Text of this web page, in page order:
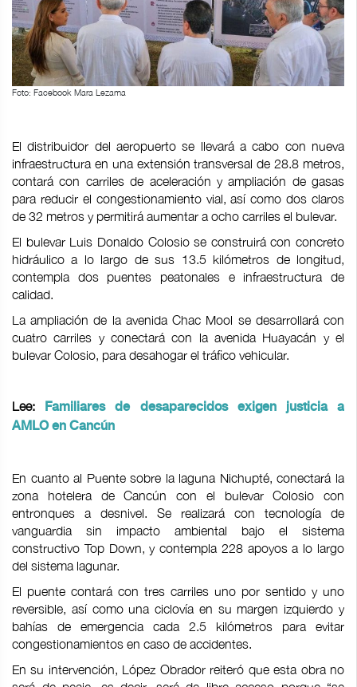
Foto: Facebook Mara Lezama
El distribuidor del aeropuerto se llevará a cabo con nueva
infraestructura en una extensión transversal de 28.8 metros,
contará con carriles de aceleración y ampliación de gasas
para reducir el congestionamiento vial, así como dos claros
de 32 metros y permitirá aumentar a ocho carriles el bulevar.
El bulevar Luis Donaldo Colosio se construirá con concreto
hidráulico a lo largo de sus 13.5 kilómetros de longitud,
contempla dos puentes peatonales e infraestructura de
calidad.
La ampliación de la avenida Chac Mool se desarrollará con
cuatro carriles y conectará con la avenida Huayacán y el
bulevar Colosio, para desahogar el tráfico vehicular.
Lee:
Familiares de desaparecidos exigen justicia a
AMLO en Cancún
En cuanto al Puente sobre la laguna Nichupté, conectará la
zona hotelera de Cancún con el bulevar Colosio con
entronques a desnivel. Se realizará con tecnología de
vanguardia sin impacto ambiental bajo el sistema
constructivo Top Down, y contempla 228 apoyos a lo largo
del sistema lagunar.
El puente contará con tres carriles uno por sentido y uno
reversible, así como una ciclovía en su margen izquierdo y
bahías de emergencia cada 2.5 kilómetros para evitar
congestionamientos en caso de accidentes.
En su intervención, López Obrador reiteró que esta obra no